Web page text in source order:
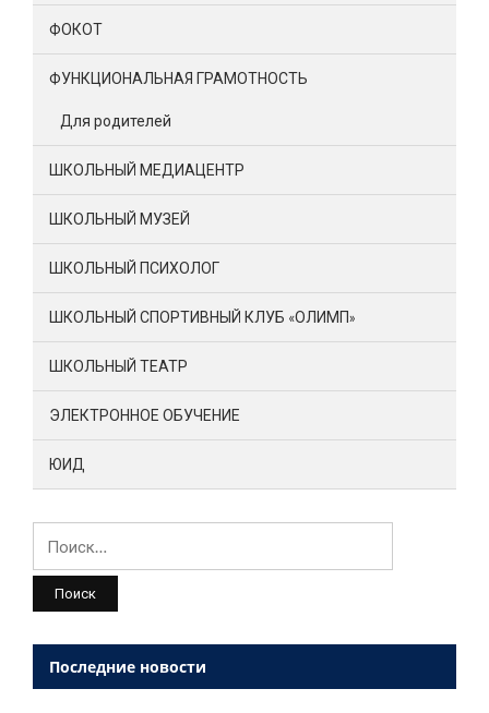
ФОКОТ
ФУНКЦИОНАЛЬНАЯ ГРАМОТНОСТЬ
Для родителей
ШКОЛЬНЫЙ МЕДИАЦЕНТР
ШКОЛЬНЫЙ МУЗЕЙ
ШКОЛЬНЫЙ ПСИХОЛОГ
ШКОЛЬНЫЙ СПОРТИВНЫЙ КЛУБ «ОЛИМП»
ШКОЛЬНЫЙ ТЕАТР
ЭЛЕКТРОННОЕ ОБУЧЕНИЕ
ЮИД
Последние новости